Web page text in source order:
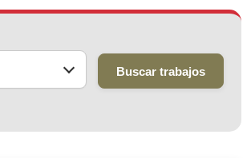
Buscar trabajos